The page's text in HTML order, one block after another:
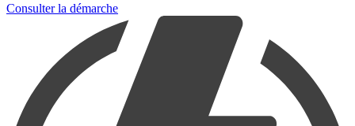
Consulter la démarche